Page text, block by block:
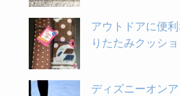
アウトドアに便
りたたみクッシ
ディズニーオン